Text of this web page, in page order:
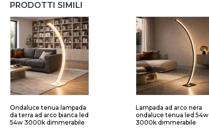
PRODOTTI SIMILI
Ondaluce tenua lampada
da terra ad arco bianca led
54w 3000k dimmerabile
Lampada ad arco nera
ondaluce tenua led 54w
3000k dimmerabile